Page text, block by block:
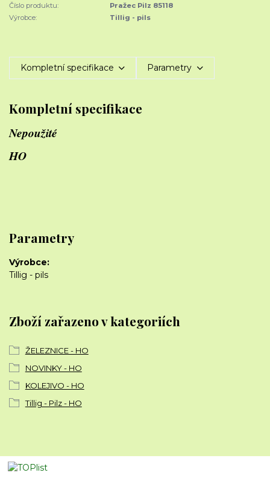
Číslo produktu:
Pražec Pilz 85118
Výrobce:
Tillig - pils
Kompletní specifikace Parametry
Kompletní specifikace
Nepoužité
HO
Parametry
Výrobce
Tillig - pils
Zboží zařazeno v kategoriích
ŽELEZNICE - HO
NOVINKY - HO
KOLEJIVO - HO
Tillig - Pilz - HO